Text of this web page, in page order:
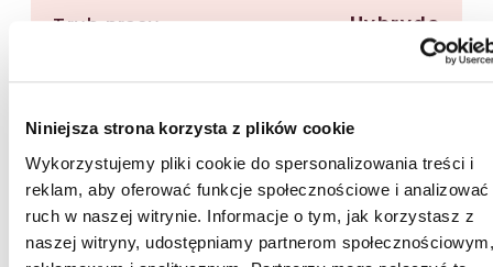
Niniejsza strona korzysta z plików cookie
Wykorzystujemy pliki cookie do spersonalizowania treści i
reklam, aby oferować funkcje społecznościowe i analizować
ruch w naszej witrynie. Informacje o tym, jak korzystasz z
naszej witryny, udostępniamy partnerom społecznościowym,
Tryb pracy Hybryda
Opieka medyczna
LuxMed z opieką dentystyczną i
Wyżywienie w biurze Tak